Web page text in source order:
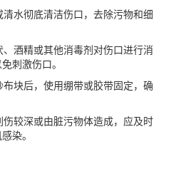
水彻底清洁伤口，去除污物和细
酒精或其他消毒剂对伤口进行消
刺激伤口。
块后，使用绷带或胶带固定，确
较深或由脏污物体造成，应及时
染。